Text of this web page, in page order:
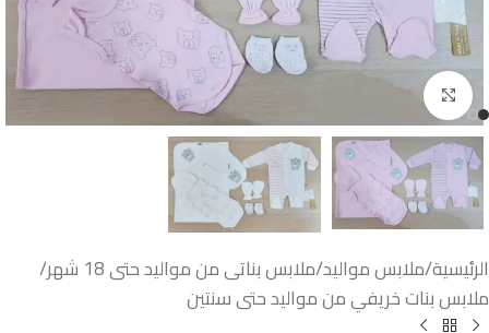
اضغط للتكبير
الرئيسية/ملابس مواليد/ملابس بناتى من مواليد حتى 18 شهر
/
ملابس بنات خريفي من مواليد حتى سنتين